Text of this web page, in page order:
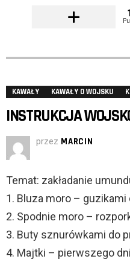
KAWAŁY KAWAŁY O WOJSKU
INSTRUKCJA
przez MARCIN
Temat: zakładanie
1. Bluza moro – guzikami
2. Spodnie moro –
3. Buty sznurówkami do
4. Majtki – pierwszego